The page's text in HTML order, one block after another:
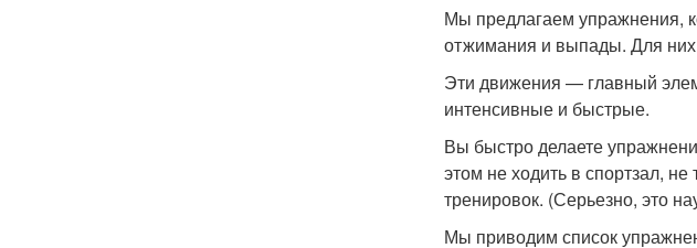
Мы предлагаем упражнения,
отжимания и выпады. Для
Эти движения — главный
интенсивные и быстрые.
Вы быстро делаете
этом не ходить в спортзал,
тренировок. (Серьезно, это
Мы приводим список